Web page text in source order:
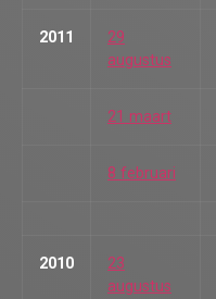
2011
29
augustus
21 maart
8 februari
2010
23
augustus